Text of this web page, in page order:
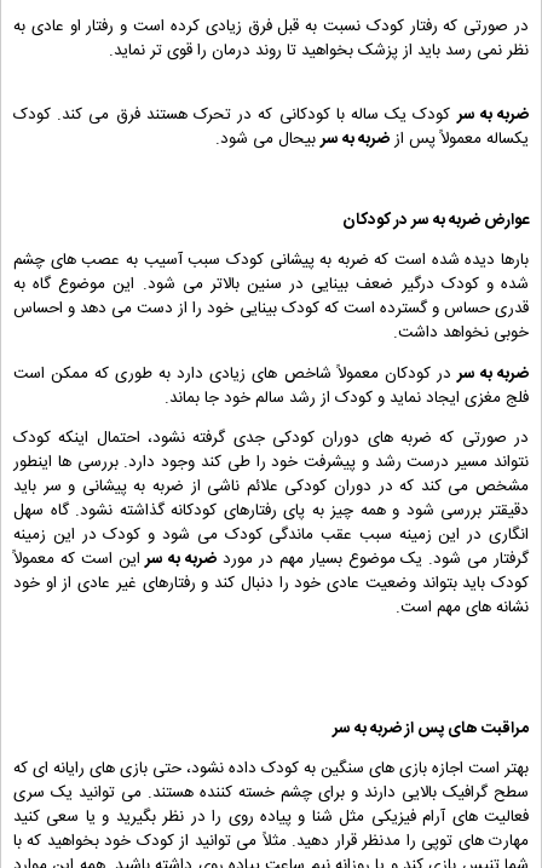
در صورتی که رفتار کودک نسبت به قبل فرق زیادی کرده است و رفتار او عادی به
نظر نمی رسد باید از پزشک بخواهید تا روند درمان را قوی تر نماید.
ضربه به سرکودک یک ساله با کودکانی که در تحرک هستند فرق می کند. کودک
یکساله معمولاً پس ازضربه به سربیحال می شود.
عوارضضربه به سردر کودکان
بارها دیده شده است که ضربه به پیشانی کودک سبب آسیب به عصب های چشم
شده و کودک درگیر ضعف بینایی در سنین بالاتر می شود. این موضوع گاه به
قدری حساس و گسترده است که کودک بینایی خود را از دست می دهد و احساس
خوبی نخواهد داشت.
ضربه به سردر کودکان معمولاً شاخص های زیادی دارد به طوری که ممکن است
فلج مغزی ایجاد نماید و کودک از رشد سالم خود جا بماند.
در صورتی که ضربه های دوران کودکی جدی گرفته نشود، احتمال اینکه کودک
نتواند مسیر درست رشد و پیشرفت خود را طی کند وجود دارد. بررسی ها اینطور
مشخص می کند که در دوران کودکی علائم ناشی از ضربه به پیشانی و سر باید
دقیقتر بررسی شود و همه چیز به پای رفتارهای کودکانه گذاشته نشود. گاه سهل
انگاری در این زمینه سبب عقب ماندگی کودک می شود و کودک در این زمینه
گرفتار می شود. یک موضوع بسیار مهم در مورد ضربه به سراین است که معمولاً
کودک باید بتواند وضعیت عادی خود را دنبال کند و رفتارهای غیر عادی از او خود
نشانه های مهم است.
مراقبت های پس ازضربه به سر
بهتر است اجازه بازی های سنگین به کودک داده نشود، حتی بازی های رایانه ای که
سطح گرافیک بالایی دارند و برای چشم خسته کننده هستند. می توانید یک سری
فعالیت های آرام فیزیکی مثل شنا و پیاده روی را در نظر بگیرید و یا سعی کنید
مهارت های توپی را مدنظر قرار دهید. مثلاً می توانید از کودک خود بخواهید که با